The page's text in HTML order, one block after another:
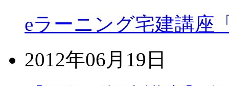
eラーニング宅建講座
2012年06月19日